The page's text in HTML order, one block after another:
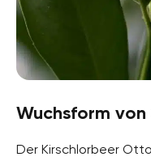
Wuchsform
Der Kirschlorbeer